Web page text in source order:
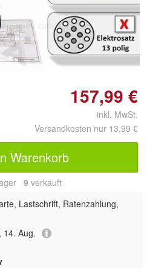
zum
157,99 €
inkl. MwSt.
Versandkosten nur 13,99 €
Warenkorb
9 verkauft
Lastschrift, Ratenzahlung,
14. Aug.